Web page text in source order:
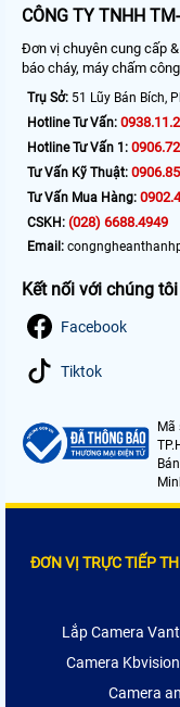
CÔNG TY TNHH
Đơn vị chuyên cung cấp
báo cháy, máy chấm
Trụ Sở: 51 Lũy Bán Bích,
Hotline Tư Vấn:
Hotline Tư Vấn 1:
Tư Vấn Kỹ Thuật:
Tư Vấn Mua Hàng:
CSKH: (028) 6688.4949
Email:
Kết nối với chúng tôi
Facebook
Tiktok
Mã
ĐƠN VỊ TRỰC TIẾP
Lắp Camera
Camera
Camera